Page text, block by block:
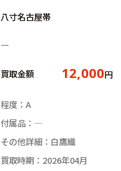
八寸名古屋帯
―
買取金額 12,000円
程度：A
付属品：―
その他詳細：白鷹織
買取時期：2026年04月